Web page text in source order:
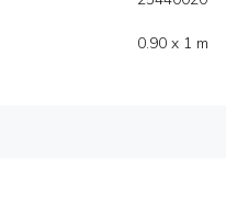
0.90 x 1 m